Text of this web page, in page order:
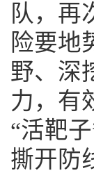
队，再
险要地
野、深
力，有
“活靶
撕开防